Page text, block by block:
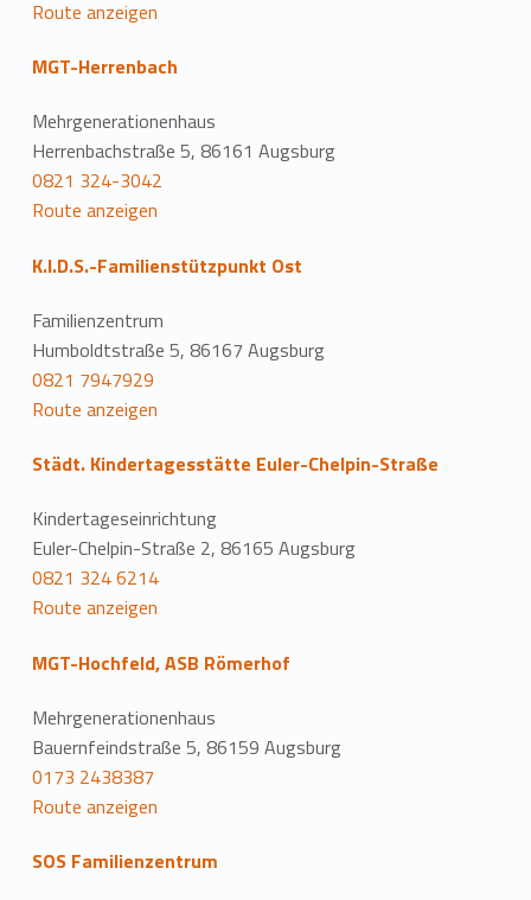
Route anzeigen
MGT-Herrenbach
Mehrgenerationenhaus
Herrenbachstraße 5, 86161 Augsburg
0821 324-3042
Route anzeigen
K.I.D.S.-Familienstützpunkt Ost
Familienzentrum
Humboldtstraße 5, 86167 Augsburg
0821 7947929
Route anzeigen
Städt. Kindertagesstätte Euler-Chelpin-Straße
Kindertageseinrichtung
Euler-Chelpin-Straße 2, 86165 Augsburg
0821 324 6214
Route anzeigen
MGT-Hochfeld, ASB Römerhof
Mehrgenerationenhaus
Bauernfeindstraße 5, 86159 Augsburg
0173 2438387
Route anzeigen
SOS Familienzentrum